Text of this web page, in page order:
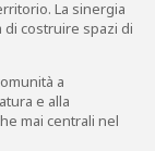
La sinergia
costruire spazi di
a
e alla
mai centrali nel